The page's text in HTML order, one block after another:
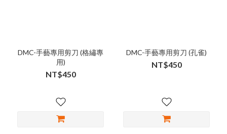
DMC-手藝專用剪刀 (格繡專
用)
NT$450
DMC-手藝專用剪刀 (孔雀)
NT$450